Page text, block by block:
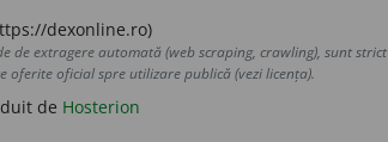
dexonline.ro)
de extragere automată (web scraping, crawling), sunt strict
oficial spre utilizare publică (vezi licența).
de Hosterion